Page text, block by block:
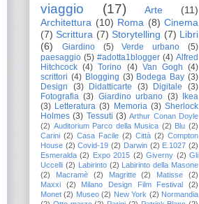
viaggio (17) Arte
(11)
Architettura (10) Roma (8) Cinema
(7) Scrittura (7) Storytelling (7) Libri
(6)
Giardino (5) Verde urbano
(5)
paesaggio (5) #adotta1blogger (4) Alfred
Hitchcock (4) Torino (4) Van Gogh (4)
scrittori (4) Blogging (3) Bodega Bay (3)
Design
(3) Didatticarte (3) Digitale
(3)
Fotografia (3) Giardino urbano (3) Ikea
(3) Letteratura (3) Memoria (3) Sherlock
Holmes (3) Tessuti (3) Arthur Conan Doyle
(2) Auditorium Parco della Musica (2) Blu (2)
Carini (2) Casa Facile (2) Città (2) Compton
House (2) Covid-19 (2) Darwin (2) E.1027 (2)
Esmeralda (2) Expo 2015 (2) Giverny (2) Gli
Uccelli (2) Labirinto (2) Labirinto della Masone
(2)
Macramè (2) Magritte (2) Matisse
(2)
Maxxi
(2) Milano Design Film Festival
(2)
Monet (2) Museo (2) New York (2) Normandia